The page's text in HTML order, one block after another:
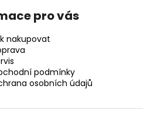
pro vás
nakupovat
podmínky
osobních údajů